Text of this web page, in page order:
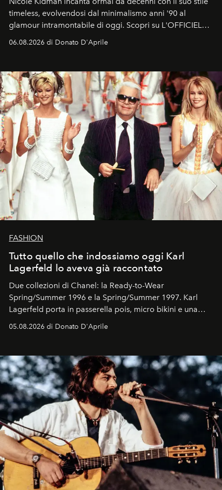
timeless, evolvendosi dal minimalismo anni '90 al
glamour intramontabile di oggi. Scopri su L'OFFICIEL
Italia la sua style evolution.
06.08.2026 di Donato D'Aprile
FASHION
Tutto quello che indossiamo oggi Karl
Lagerfeld lo aveva già raccontato
Due collezioni di Chanel: la Ready-to-Wear
Spring/Summer 1996 e la Spring/Summer 1997. Karl
Lagerfeld porta in passerella pois, micro bikini e una
logomania pensata per la spiaggia
Kate, Claudia e Carla una dietro l'altra. Trent'anni dopo,
uno dei documenti più contemporanei che abbiamo.
05.08.2026 di Donato D'Aprile